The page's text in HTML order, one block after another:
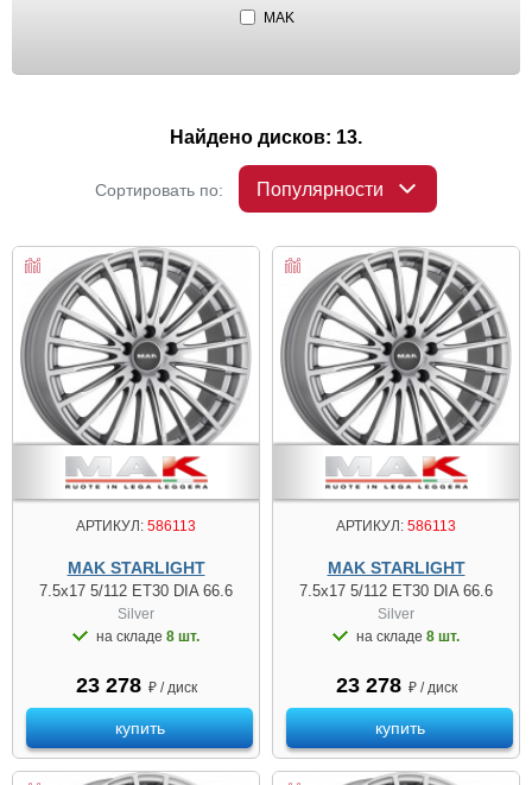
MAK
Найдено дисков: 13.
Сортировать по: Популярности
АРТИКУЛ: 586113
MAK STARLIGHT
7.5x17 5/112 ET30 DIA 66.6
Silver
на складе 8 шт.
23 278 ₽ / диск
купить
АРТИКУЛ: 586113
MAK STARLIGHT
7.5x17 5/112 ET30 DIA 66.6
Silver
на складе 8 шт.
23 278 ₽ / диск
купить